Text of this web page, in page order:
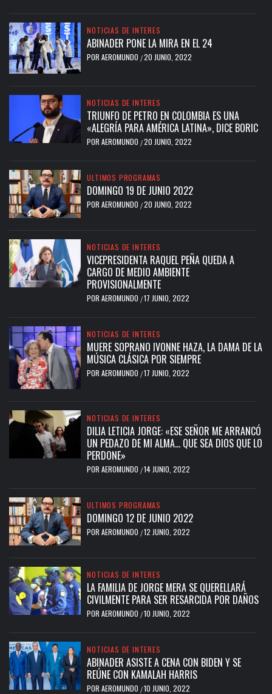
NOTICIAS DE INTERES
ABINADER PONE LA MIRA EN EL 24
POR AEROMUNDO /20 JUNIO, 2022
NOTICIAS DE INTERES
TRIUNFO DE PETRO EN COLOMBIA ES UNA
«ALEGRÍA PARA AMÉRICA LATINA», DICE BORIC
POR AEROMUNDO /20 JUNIO, 2022
ULTIMOS PROGRAMAS
DOMINGO 19 DE JUNIO 2022
POR AEROMUNDO /20 JUNIO, 2022
NOTICIAS DE INTERES
VICEPRESIDENTA RAQUEL PEÑA QUEDA A
CARGO DE MEDIO AMBIENTE
PROVISIONALMENTE
POR AEROMUNDO /17 JUNIO, 2022
NOTICIAS DE INTERES
MUERE SOPRANO IVONNE HAZA, LA DAMA DE LA
MÚSICA CLÁSICA POR SIEMPRE
POR AEROMUNDO /17 JUNIO, 2022
NOTICIAS DE INTERES
DILIA LETICIA JORGE: «ESE SEÑOR ME ARRANCÓ
UN PEDAZO DE MI ALMA… QUE SEA DIOS QUE LO
PERDONE»
POR AEROMUNDO /14 JUNIO, 2022
ULTIMOS PROGRAMAS
DOMINGO 12 DE JUNIO 2022
POR AEROMUNDO /12 JUNIO, 2022
NOTICIAS DE INTERES
LA FAMILIA DE JORGE MERA SE QUERELLARÁ
CIVILMENTE PARA SER RESARCIDA POR DAÑOS
POR AEROMUNDO /10 JUNIO, 2022
NOTICIAS DE INTERES
ABINADER ASISTE A CENA CON BIDEN Y SE
REÚNE CON KAMALAH HARRIS
POR AEROMUNDO /10 JUNIO, 2022